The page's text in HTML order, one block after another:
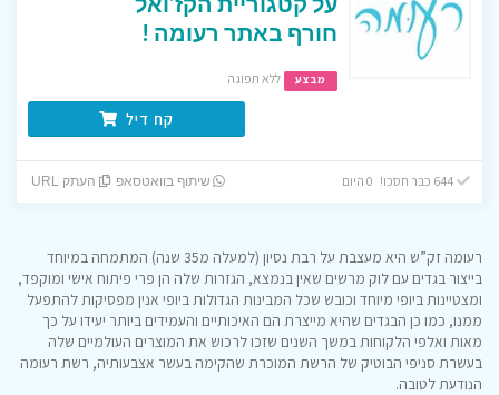
חורף באתר רעומה !
מבצע ללא תפוגה
קח דיל
644 כבר חסכו! 0 היום שיתוף בוואטסאפ העתק URL
רעומה זק”ש היא מעצבת על רבת נסיון (למעלה מ35 שנה) המתמחה במיוחד
בייצור בגדים עם לוק מרשים שאין בנמצא, הגזרות שלה הן פרי פיתוח אישי ומוקפד,
ומצטיינות ביופי מיוחד וכובש שכל המבינות הגדולות ביופי אנין מפסיקות להתפעל
ממנו, כמו כן הבגדים שהיא מייצרת הם האיכותיים והעמידים ביותר יעידו על כך
מאות ואלפי הלקוחות במשך השנים שזכו לרכוש את המוצרים העולמיים שלה
בעשרת סניפי הבוטיק של הרשת המוכרת שהקימה בעשר אצבעותיה, רשת רעומה
הנודעת לטובה.